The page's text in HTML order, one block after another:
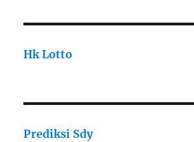
Hk Lotto
Prediksi Sdy